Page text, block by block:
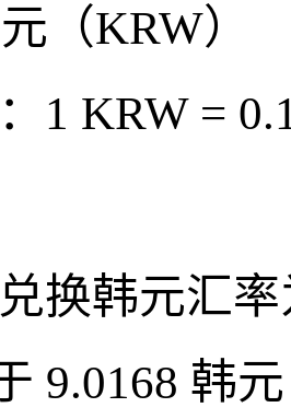
（KRW）
1 KRW =
换韩元汇
9.0168 韩